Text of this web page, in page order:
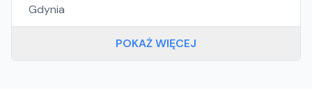
Gdynia
POKAŻ WIĘCEJ